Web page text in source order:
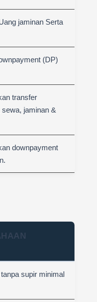
jaminan Serta
(DP)
transfer
jaminan &
downpayment
supir minimal